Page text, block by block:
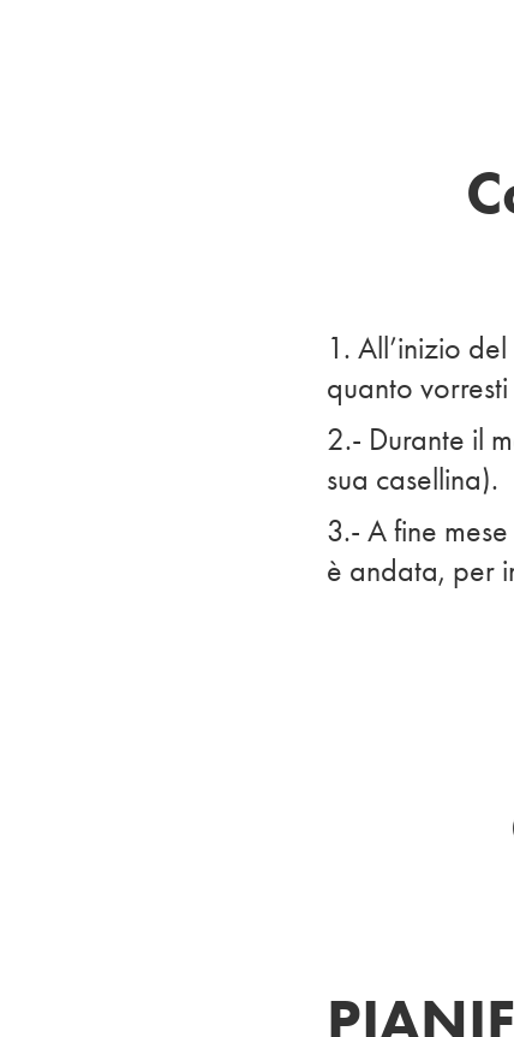
1. All’inizio
quanto
2.- Durante il
sua casellina).
3.- A fine
è andata, per